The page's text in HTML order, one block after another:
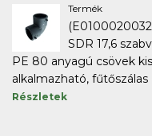
Termék
SDR 17,6
PE 80 anyagú csövek
alkalmazható, fűtőszálas
Részletek